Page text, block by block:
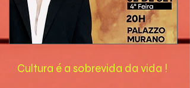
Cultura é a sobrevida da vida !